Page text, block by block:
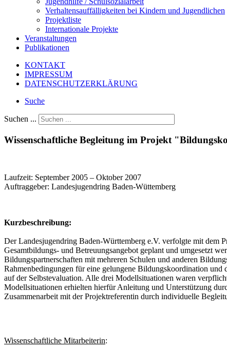
Verhaltensauffälligkeiten bei Kindern und Jugendlichen
Projektliste
Internationale Projekte
Veranstaltungen
Publikationen
KONTAKT
IMPRESSUM
DATENSCHUTZERKLÄRUNG
Suche
Suchen ...
Wissenschaftliche Begleitung im Projekt
Laufzeit: September 2005 – Oktober 2007
Auftraggeber: Landesjugendring Baden-Wüttemberg
Kurzbeschreibung:
Der Landesjugendring Baden-Württemberg e.V. verfolgte mit dem
Gesamtbildungs- und Betreuungsangebot geplant und umgesetzt
Bildungspartnerschaften mit mehreren Schulen und anderen
Rahmenbedingungen für eine gelungene Bildungskoordination
auf der Selbstevaluation. Alle drei Modellsituationen waren
Modellsituationen erhielten hierfür Anleitung und Unterstützung
Zusammenarbeit mit der Projektreferentin durch individuelle
Wissenschaftliche Mitarbeiterin: